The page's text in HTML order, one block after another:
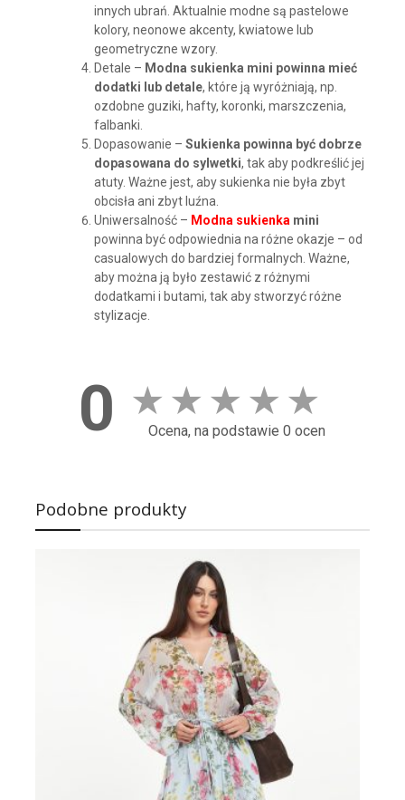
innych ubrań. Aktualnie modne są pastelowe
kolory, neonowe akcenty, kwiatowe lub
geometryczne wzory.
Detale – Modna sukienka mini powinna mieć
dodatki lub detale, które ją wyróżniają, np.
ozdobne guziki, hafty, koronki, marszczenia,
falbanki.
Dopasowanie – Sukienka powinna być dobrze
dopasowana do sylwetki, tak aby podkreślić jej
atuty. Ważne jest, aby sukienka nie była zbyt
obcisła ani zbyt luźna.
Uniwersalność – Modna sukienka mini
powinna być odpowiednia na różne okazje – od
casualowych do bardziej formalnych. Ważne,
aby można ją było zestawić z różnymi
dodatkami i butami, tak aby stworzyć różne
stylizacje.
0 ★ ★ ★ ★ ★
Ocena, na podstawie 0 ocen
Podobne produkty